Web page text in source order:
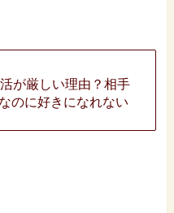
が厳しい理由？相手
のに好きになれない